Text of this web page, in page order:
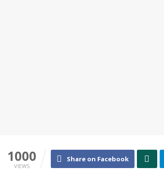
1000
VIEWS
Share on Facebook